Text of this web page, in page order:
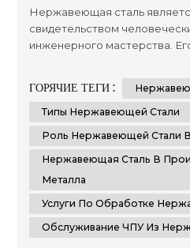
Нержавеющая сталь
свидетельством
инженерного мастерства.
отраслях промышленности.
отправимся в путешествие,
типы нержавеющей стали и
неотъемлемую роль в
ЧПУ и...
ГОРЯЧИЕ ТЕГИ :
Типы Нержавеющей Стали
Роль Нержавеющей Стали
Нержавеющая Сталь В
Металла
Услуги По Обработке
Обслуживание ЧПУ Из